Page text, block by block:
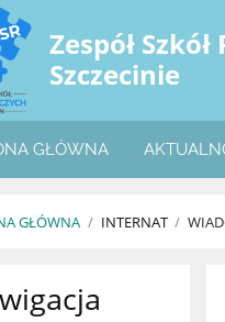
Zespół
Szczecinie
GŁÓWNA
GŁÓWNA / INTERNAT /